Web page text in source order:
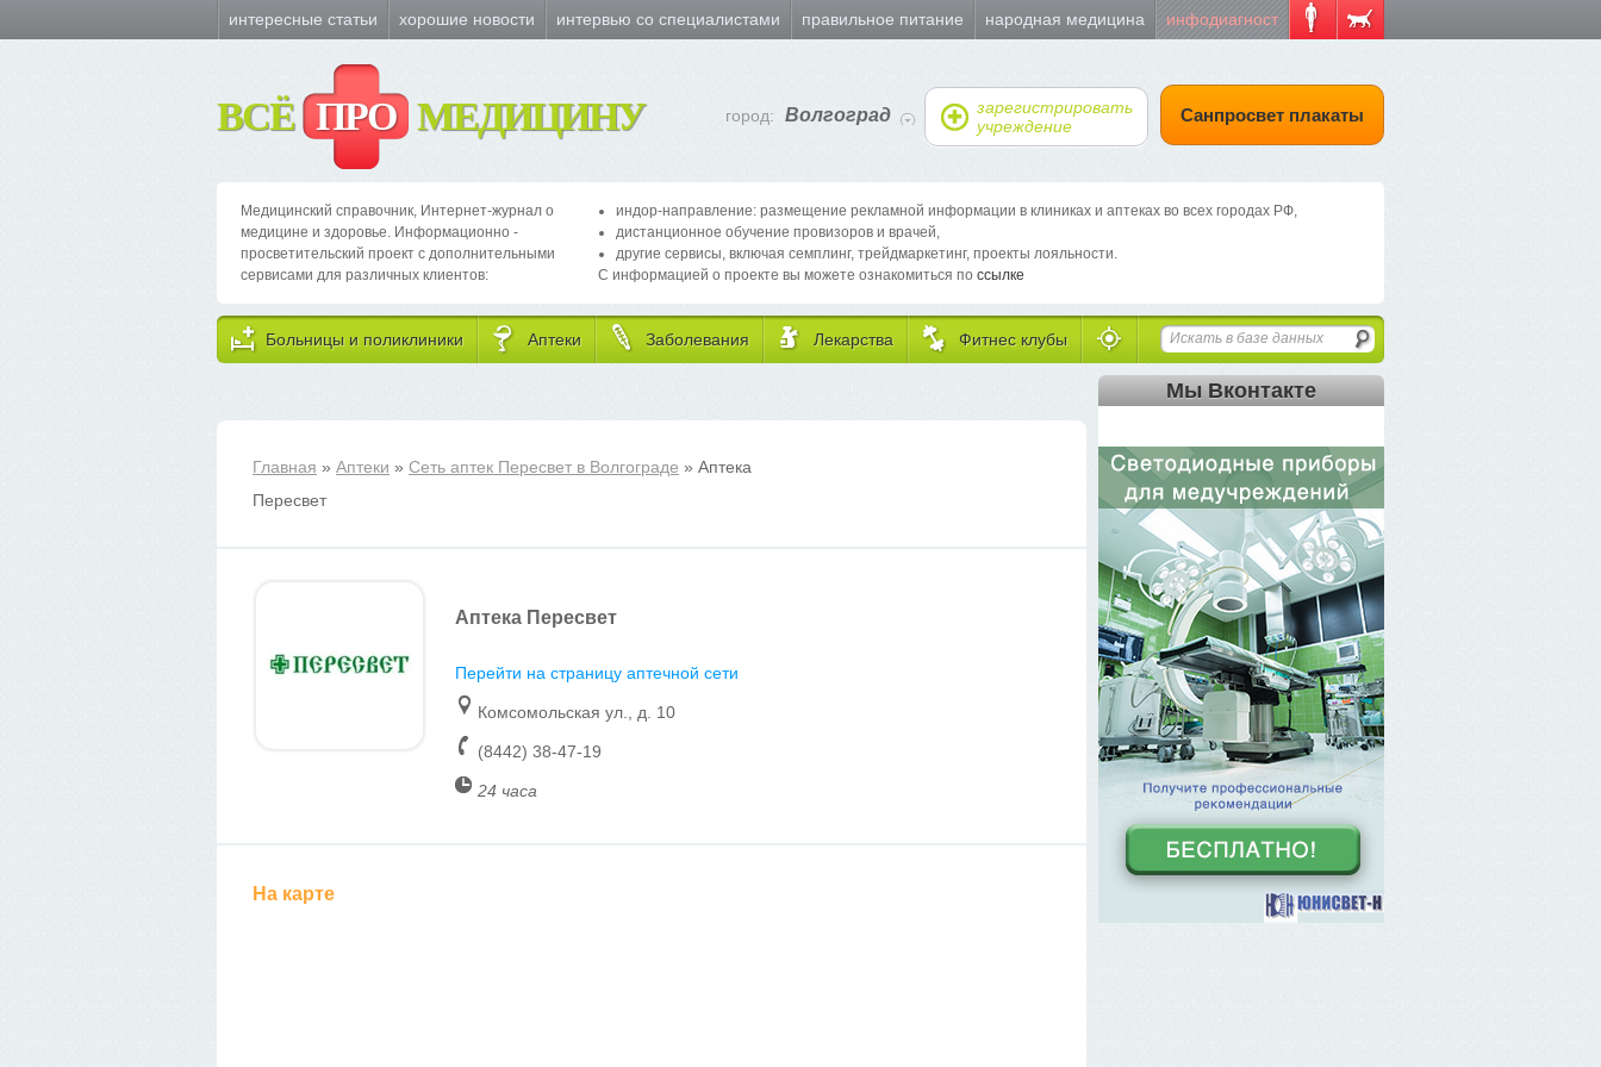
интересные статьи хорошие новости интервью со специалистами правильное питание народная медицина инфодиагност
ВСЁ ПРО МЕДИЦИНУ город: Волгоград
зарегистрировать
учреждение
Санпросвет плакаты
Медицинский справочник, Интернет-журнал о
медицине и здоровье. Информационно -
просветительский проект с дополнительными
сервисами для различных клиентов:
индор-направление: размещение рекламной информации в клиниках и аптеках во всех городах РФ,
дистанционное обучение провизоров и врачей,
другие сервисы, включая семплинг, трейдмаркетинг, проекты лояльности.
С информацией о проекте вы можете ознакомиться по ссылке
Больницы и поликлиники Аптеки Заболевания Лекарства Фитнес клубы
Главная » Аптеки » Сеть аптек Пересвет в Волгограде » Аптека
Пересвет
Аптека Пересвет
Перейти на страницу аптечной сети
Комсомольская ул., д. 10
(8442) 38-47-19
24 часа
На карте
Мы Вконтакте